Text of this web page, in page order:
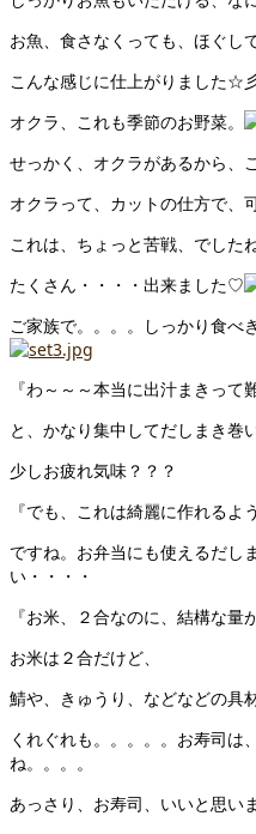
お魚、食さなくっても、ほぐし
こんな感じに仕上がりました☆
オクラ、これも季節のお野菜。
せっかく、オクラがあるから、
オクラって、カットの仕方で、
これは、ちょっと苦戦、でした
たくさん・・・・出来ました♡
ご家族で。。。。しっかり食べ
『わ～～～本当に出汁まきって
と、かなり集中してだしまき巻
少しお疲れ気味？？？
『でも、これは綺麗に作れるよ
ですね。お弁当にも使えるだし
い・・・・
『お米、２合なのに、結構な量
お米は２合だけど、
鯖や、きゅうり、などなどの具
くれぐれも。。。。。お寿司は
ね。。。。
あっさり、お寿司、いいと思い